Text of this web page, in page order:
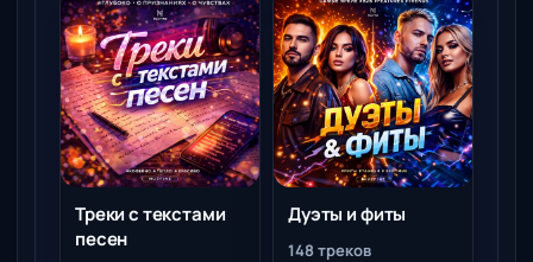
Треки с текстами
песен
Дуэты и фиты
148 треков